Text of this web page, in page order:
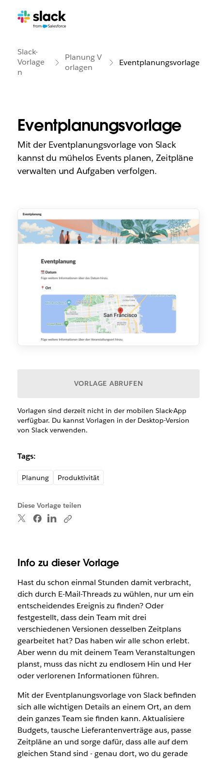
Slack-
Vorlage
n
Planung V
orlagen
Eventplanungsvorlage
Eventplanungsvorlage
Mit der Eventplanungsvorlage von Slack
kannst du mühelos Events planen, Zeitpläne
verwalten und Aufgaben verfolgen.
VORLAGE ABRUFEN
Vorlagen sind derzeit nicht in der mobilen Slack-App
verfügbar. Du kannst Vorlagen in der Desktop-Version
von Slack verwenden.
Tags:
Planung Produktivität
Diese Vorlage teilen
Info zu dieser Vorlage
Hast du schon einmal Stunden damit verbracht,
dich durch E-Mail-Threads zu wühlen, nur um ein
entscheidendes Ereignis zu finden? Oder
festgestellt, dass dein Team mit drei
verschiedenen Versionen desselben Zeitplans
gearbeitet hat? Das haben wir alle schon erlebt.
Aber wenn du mit deinem Team Veranstaltungen
planst, muss das nicht zu endlosem Hin und Her
oder verlorenen Informationen führen.
Mit der Eventplanungsvorlage von Slack befinden
sich alle wichtigen Details an einem Ort, an dem
dein ganzes Team sie finden kann. Aktualisiere
Budgets, tausche Lieferantenverträge aus, passe
Zeitpläne an und sorge dafür, dass alle auf dem
gleichen Stand sind - genau dort, wo du gerade